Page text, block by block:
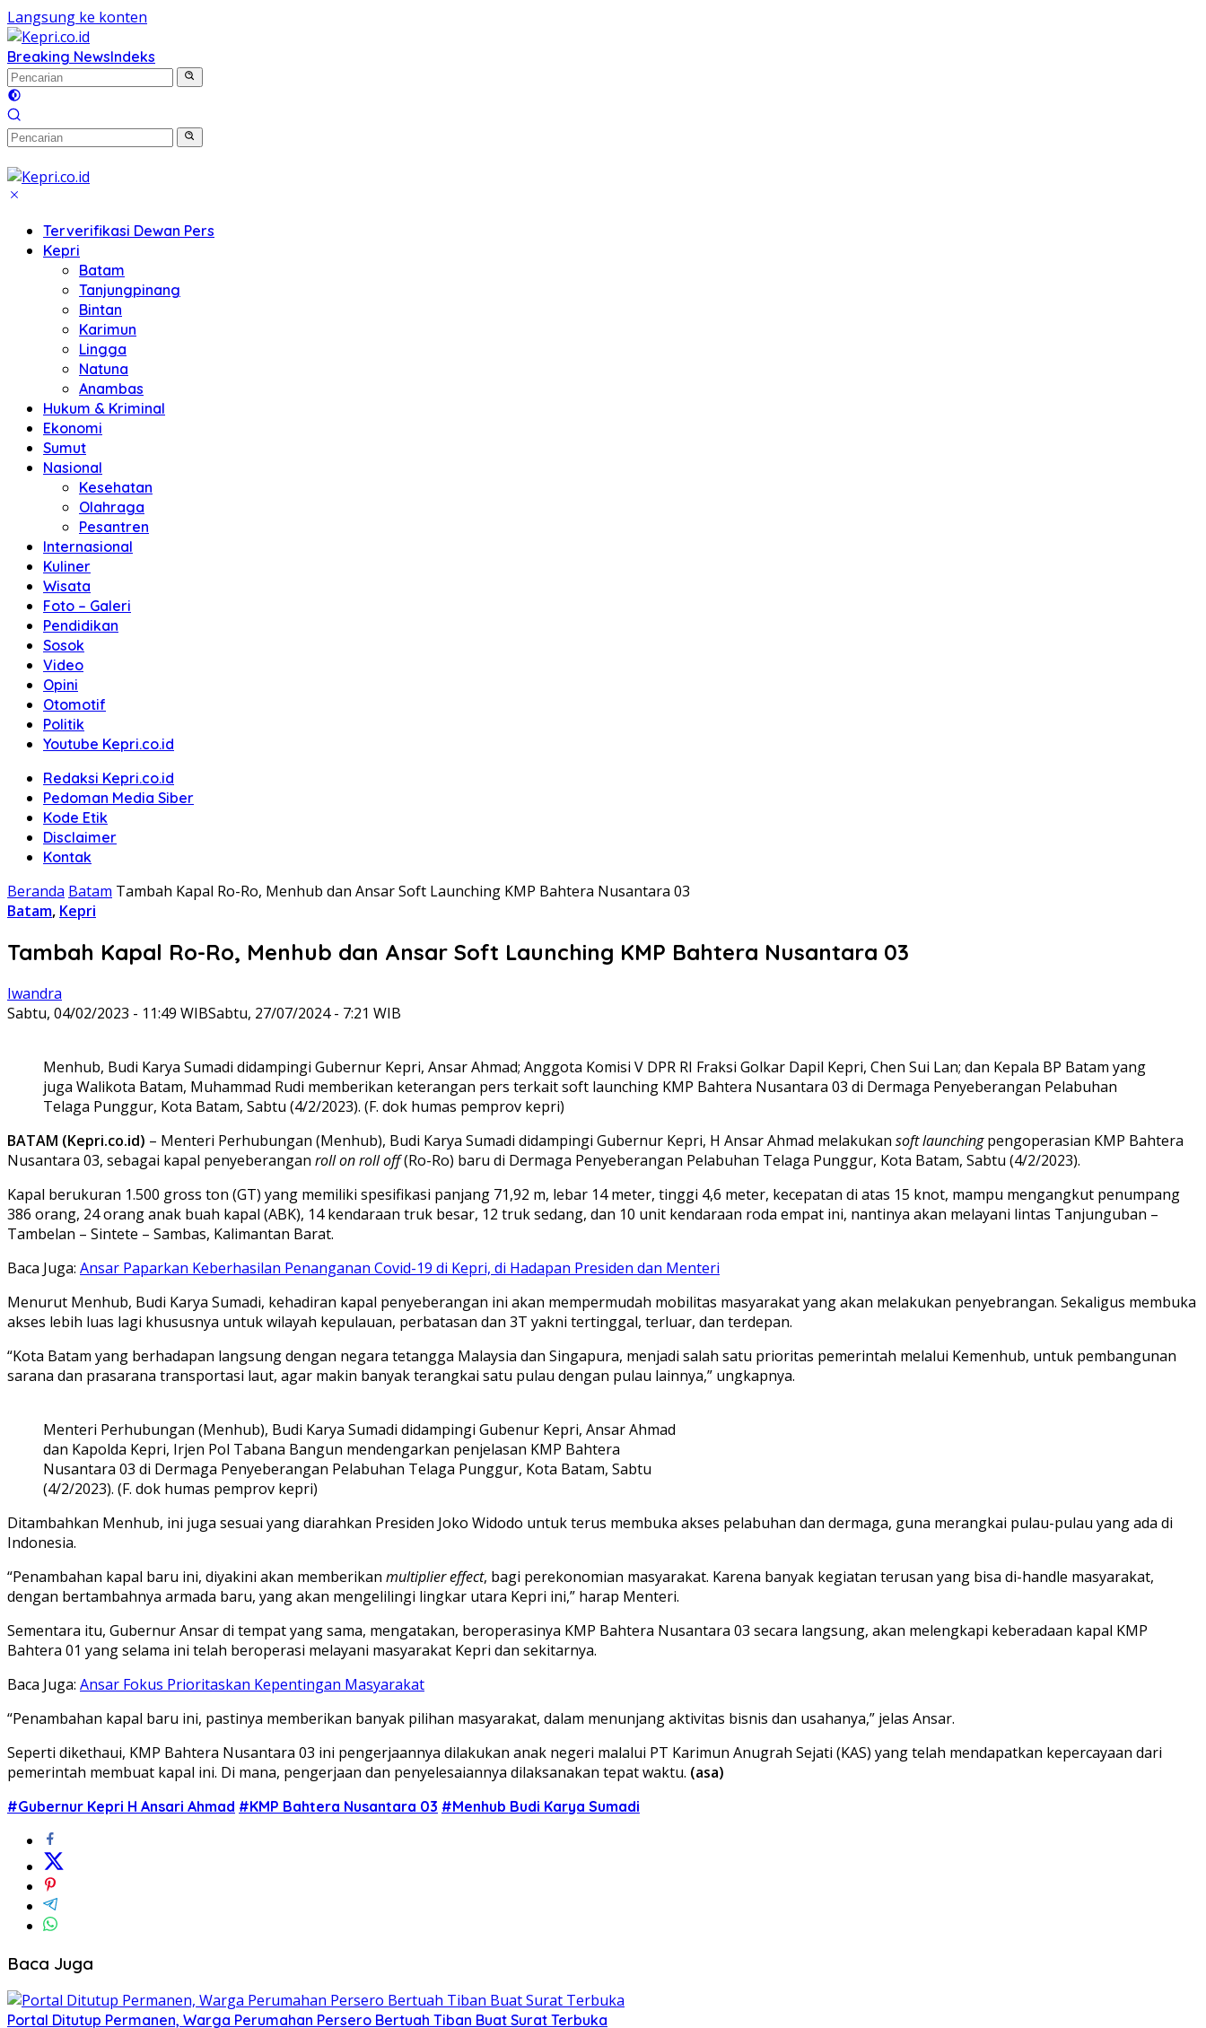
Langsung ke konten
Breaking NewsIndeks
Terverifikasi Dewan Pers
Kepri
Batam
Tanjungpinang
Bintan
Karimun
Lingga
Natuna
Anambas
Hukum & Kriminal
Ekonomi
Sumut
Nasional
Kesehatan
Olahraga
Pesantren
Internasional
Kuliner
Wisata
Foto – Galeri
Pendidikan
Sosok
Video
Opini
Otomotif
Politik
Youtube Kepri.co.id
Redaksi Kepri.co.id
Pedoman Media Siber
Kode Etik
Disclaimer
Kontak
Beranda Batam Tambah Kapal Ro-Ro, Menhub dan Ansar Soft Launching KMP Bahtera Nusantara 03
Batam, Kepri
Tambah Kapal Ro-Ro, Menhub dan Ansar Soft Launching KMP Bahtera Nusantara 03
Iwandra
Sabtu, 04/02/2023 - 11:49 WIBSabtu, 27/07/2024 - 7:21 WIB
Menhub, Budi Karya Sumadi didampingi Gubernur Kepri, Ansar Ahmad; Anggota Komisi V DPR RI Fraksi Golkar Dapil Kepri, Chen Sui Lan; dan Kepala BP Batam yang
juga Walikota Batam, Muhammad Rudi memberikan keterangan pers terkait soft launching KMP Bahtera Nusantara 03 di Dermaga Penyeberangan Pelabuhan
Telaga Punggur, Kota Batam, Sabtu (4/2/2023). (F. dok humas pemprov kepri)
BATAM (Kepri.co.id) – Menteri Perhubungan (Menhub), Budi Karya Sumadi didampingi Gubernur Kepri, H Ansar Ahmad melakukan soft launchingpengoperasian KMP Bahtera
Nusantara 03, sebagai kapal penyeberangan roll on roll off(Ro-Ro) baru di Dermaga Penyeberangan Pelabuhan Telaga Punggur, Kota Batam, Sabtu (4/2/2023).
Kapal berukuran 1.500 gross ton (GT) yang memiliki spesifikasi panjang 71,92 m, lebar 14 meter, tinggi 4,6 meter, kecepatan di atas 15 knot, mampu mengangkut penumpang
386 orang, 24 orang anak buah kapal (ABK), 14 kendaraan truk besar, 12 truk sedang, dan 10 unit kendaraan roda empat ini, nantinya akan melayani lintas Tanjunguban –
Tambelan – Sintete – Sambas, Kalimantan Barat.
Baca Juga: Ansar Paparkan Keberhasilan Penanganan Covid-19 di Kepri, di Hadapan Presiden dan Menteri
Menurut Menhub, Budi Karya Sumadi, kehadiran kapal penyeberangan ini akan mempermudah mobilitas masyarakat yang akan melakukan penyebrangan. Sekaligus membuka
akses lebih luas lagi khususnya untuk wilayah kepulauan, perbatasan dan 3T yakni tertinggal, terluar, dan terdepan.
“Kota Batam yang berhadapan langsung dengan negara tetangga Malaysia dan Singapura, menjadi salah satu prioritas pemerintah melalui Kemenhub, untuk pembangunan
sarana dan prasarana transportasi laut, agar makin banyak terangkai satu pulau dengan pulau lainnya,” ungkapnya.
Menteri Perhubungan (Menhub), Budi Karya Sumadi didampingi Gubenur Kepri, Ansar Ahmad
dan Kapolda Kepri, Irjen Pol Tabana Bangun mendengarkan penjelasan KMP Bahtera
Nusantara 03 di Dermaga Penyeberangan Pelabuhan Telaga Punggur, Kota Batam, Sabtu
(4/2/2023). (F. dok humas pemprov kepri)
Ditambahkan Menhub, ini juga sesuai yang diarahkan Presiden Joko Widodo untuk terus membuka akses pelabuhan dan dermaga, guna merangkai pulau-pulau yang ada di
Indonesia.
“Penambahan kapal baru ini, diyakini akan memberikan multiplier effect, bagi perekonomian masyarakat. Karena banyak kegiatan terusan yang bisa di-handle masyarakat,
dengan bertambahnya armada baru, yang akan mengelilingi lingkar utara Kepri ini,” harap Menteri.
Sementara itu, Gubernur Ansar di tempat yang sama, mengatakan, beroperasinya KMP Bahtera Nusantara 03 secara langsung, akan melengkapi keberadaan kapal KMP
Bahtera 01 yang selama ini telah beroperasi melayani masyarakat Kepri dan sekitarnya.
Baca Juga: Ansar Fokus Prioritaskan Kepentingan Masyarakat
“Penambahan kapal baru ini, pastinya memberikan banyak pilihan masyarakat, dalam menunjang aktivitas bisnis dan usahanya,” jelas Ansar.
Seperti dikethaui, KMP Bahtera Nusantara 03 ini pengerjaannya dilakukan anak negeri malalui PT Karimun Anugrah Sejati (KAS) yang telah mendapatkan kepercayaan dari
pemerintah membuat kapal ini. Di mana, pengerjaan dan penyelesaiannya dilaksanakan tepat waktu. (asa)
#Gubernur Kepri H Ansari Ahmad #KMP Bahtera Nusantara 03 #Menhub Budi Karya Sumadi
Baca Juga
Portal Ditutup Permanen, Warga Perumahan Persero Bertuah Tiban Buat Surat Terbuka